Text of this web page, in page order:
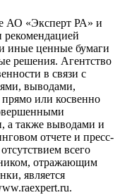
АО «Эксперт РА» и
рекомендацией
иные ценные бумаги
решения. Агентство
в связи с
выводами,
или косвенно
а также выводами и
отчете и пресс-
всего
отражающим
является